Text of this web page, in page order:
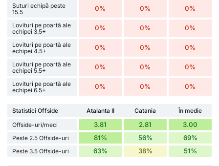
Șuturi echipă peste
15.5
0% 0% 0%
Lovituri pe poartă ale
echipei 3.5+
0% 0% 0%
Lovituri pe poartă ale
echipei 4.5+
0% 0% 0%
Lovituri pe poartă ale
echipei 5.5+
0% 0% 0%
Lovituri pe poartă ale
echipei 6.5+
0% 0% 0%
Statistici Offside Atalanta II Catania
În medie
Offside-uri/meci
3.81 2.81 3.00
Peste 2.5 Offside-uri 81% 56% 69%
Peste 3.5 Offside-uri 63% 38% 51%